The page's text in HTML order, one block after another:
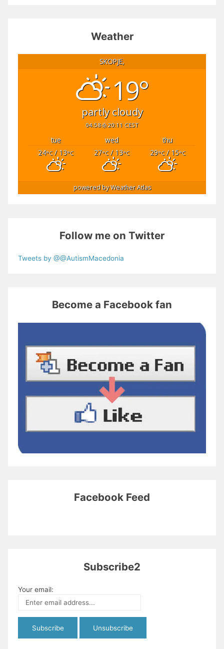
Weather
SKOPJE,
19°
partly cloudy
04:58 20:11 CEST
tue wed
thu
24°C/ 13°C 27°C/ 13°C 29°C/ 15°C
powered byWeather Atlas
Follow me on Twitter
Tweets by @@AutismMacedonia
Become a Facebook fan
Facebook Feed
Subscribe2
Your email: